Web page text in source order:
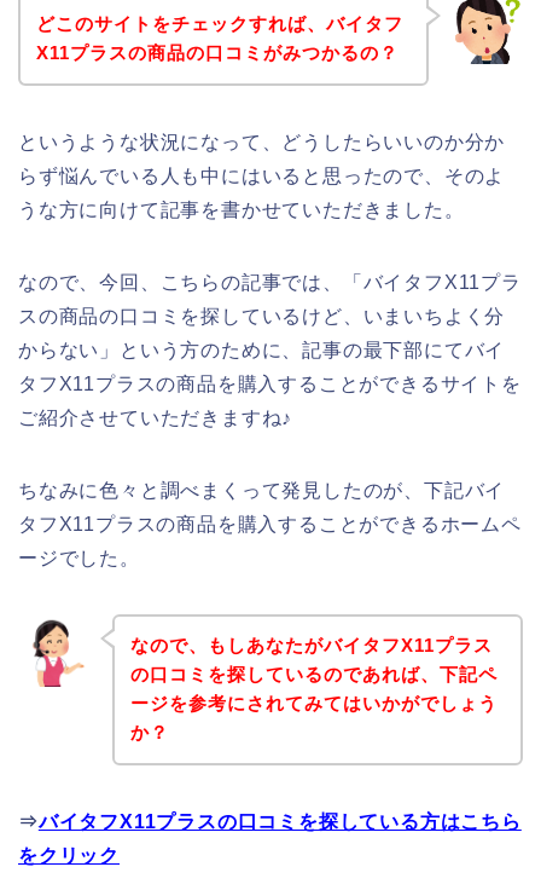
どこのサイトをチェックすれば、バイタフ
X11プラスの商品の口コミがみつかるの？
というような状況になって、どうしたらいいのか分か
らず悩んでいる人も中にはいると思ったので、そのよ
うな方に向けて記事を書かせていただきました。
なので、今回、こちらの記事では、「バイタフX11プラ
スの商品の口コミを探しているけど、いまいちよく分
からない」という方のために、記事の最下部にてバイ
タフX11プラスの商品を購入することができるサイトを
ご紹介させていただきますね♪
ちなみに色々と調べまくって発見したのが、下記バイ
タフX11プラスの商品を購入することができるホームペ
ージでした。
なので、もしあなたがバイタフX11プラス
の口コミを探しているのであれば、下記ペ
ージを参考にされてみてはいかがでしょう
か？
⇒バイタフX11プラスの口コミを探している方はこちら
をクリック